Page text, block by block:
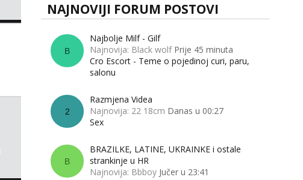
NAJNOVIJI FORUM POSTOVI
B
Najbolje Milf - Gilf
Najnovija: Black wolf Prije 45 minuta
Cro Escort - Teme o pojedinoj curi, paru,
salonu
2
Razmjena Videa
Najnovija: 22 18cm Danas u 00:27
Sex
B
BRAZILKE, LATINE, UKRAINKE i ostale
strankinje u HR
Najnovija: Bbboy Jučer u 23:41